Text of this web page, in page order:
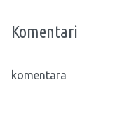
Komentari
komentara